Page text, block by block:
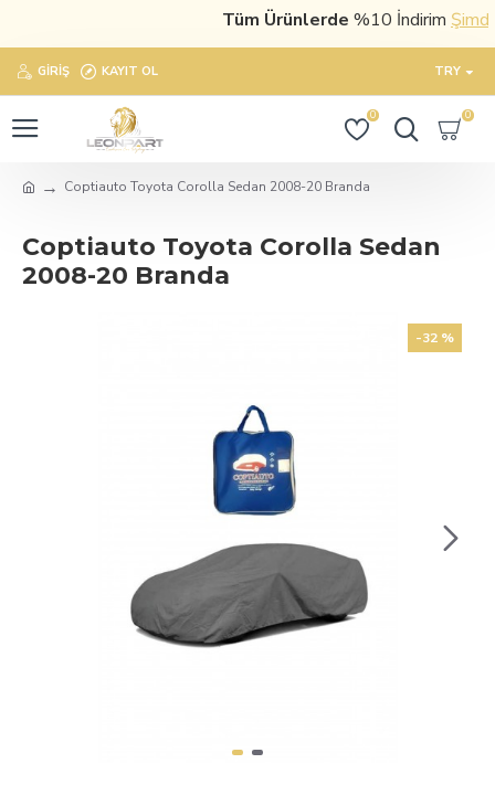
Tüm Ürünlerde%10 İndirimŞimdi
GIRIŞ KAYIT OL TRY
0 0
Coptiauto Toyota Corolla Sedan 2008-20 Branda
Coptiauto Toyota Corolla Sedan
2008-20 Branda
-32 %